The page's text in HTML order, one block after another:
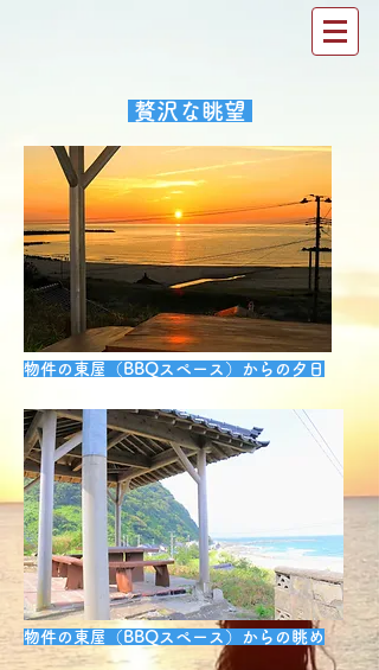
贅沢な眺望
物件の東屋（BBQスペース）からの夕日
物件の東屋（BBQスペース）からの眺め